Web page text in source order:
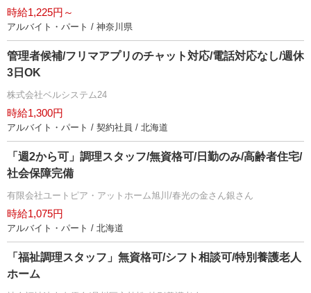
時給1,225円～
アルバイト・パート / 神奈川県
管理者候補/フリマアプリのチャット対応/電話対応なし/週休
3日OK
株式会社ベルシステム24
時給1,300円
アルバイト・パート / 契約社員 / 北海道
「週2から可」調理スタッフ/無資格可/日勤のみ/高齢者住宅/
社会保障完備
有限会社ユートピア・アットホーム旭川/春光の金さん銀さん
時給1,075円
アルバイト・パート / 北海道
「福祉調理スタッフ」無資格可/シフト相談可/特別養護老人
ホーム